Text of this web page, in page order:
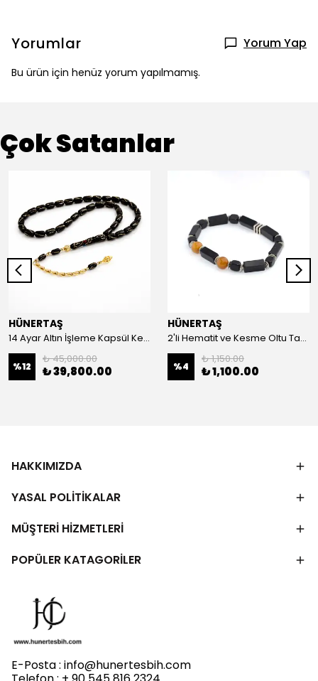
Yorumlar Yorum Yap
Bu ürün için henüz yorum yapılmamış.
Çok Satanlar
HÜNERTAŞ
14 Ayar Altın İşleme Kapsül Kesim Oltu Taşı Tespih
%12
₺ 45,000.00
₺ 39,800.00
HÜNERTAŞ
2'li Hematit ve Kesme Oltu Taşı Bileklik
%4
₺ 1,150.00
₺ 1,100.00
HAKKIMIZDA
YASAL POLİTİKALAR
MÜŞTERİ HİZMETLERİ
POPÜLER KATAGORİLER
E-Posta : info@hunertesbih.com